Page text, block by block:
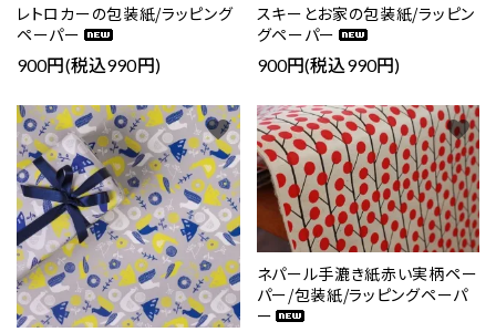
レトロカーの包装紙/ラッピング
ペーパー
900円(税込990円)
スキーとお家の包装紙/ラッピン
グペーパー
900円(税込990円)
favorite
ネパール手漉き紙赤い実柄ペー
パー/包装紙/ラッピングペーパ
ー
favorite